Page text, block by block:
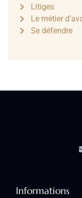
Litiges
Le métier
Se défendre
Informations